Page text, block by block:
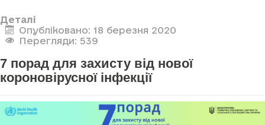
Деталі
Опубліковано: 18 березня 2020
Перегляди: 539
7 порад для захисту від нової
короновірусної інфекції